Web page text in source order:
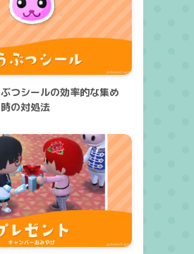
ぶつシールの効率的な集め
の対処法